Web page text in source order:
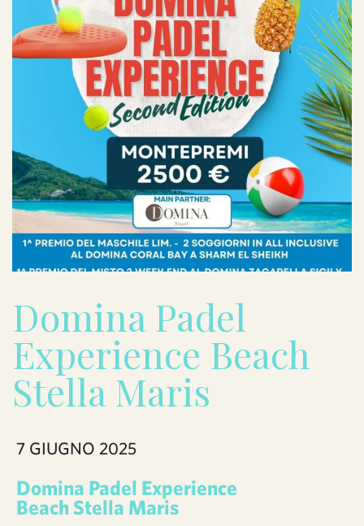
Domina Padel
Experience Beach
Stella Maris
7 GIUGNO 2025
Domina Padel Experience
Beach Stella Maris